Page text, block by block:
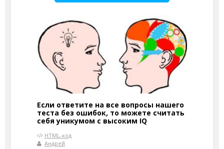
Если ответите на все вопросы нашего
теста без ошибок, то можете считать
себя уникумом с высоким IQ
HTML-код
Андрей